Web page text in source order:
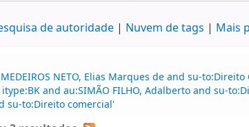
de autoridade Nuvem de tags Mais
NETO, Elias Marques de and su-
and au:SIMÃO FILHO, Adalberto and su-
su-to:Direito comercial'